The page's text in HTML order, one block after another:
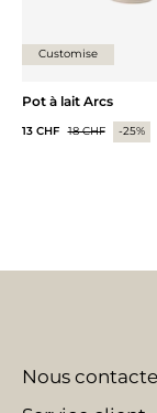
Customise
Pot à lait Arcs
13 CHF 18 CHF -25%
Nous